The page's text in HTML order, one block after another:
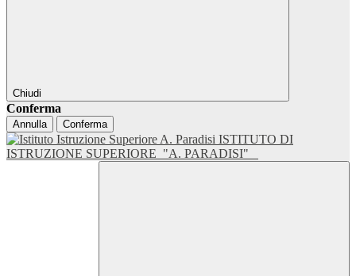
Chiudi
Conferma
Annulla Conferma
ISTITUTO DI
ISTRUZIONE SUPERIORE "A. PARADISI"